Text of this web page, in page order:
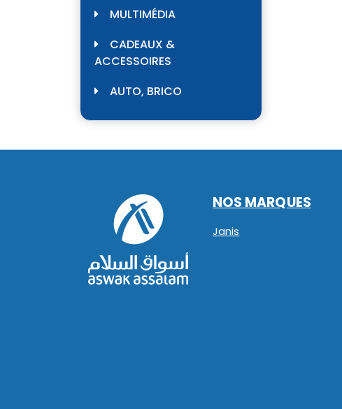
MULTIMÉDIA
CADEAUX &
ACCESSOIRES
AUTO, BRICO
NOS MARQUES
Janis